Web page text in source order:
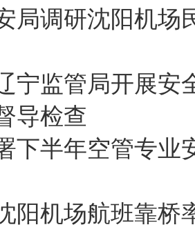
局调研沈阳机场
宁监管局开展安
导检查
下半年空管专业
阳机场航班靠桥